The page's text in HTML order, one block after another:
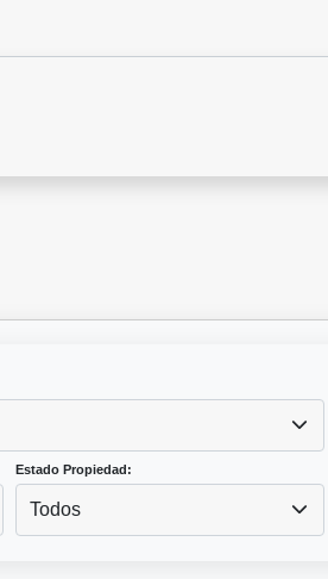
Estado Propiedad:
Todos